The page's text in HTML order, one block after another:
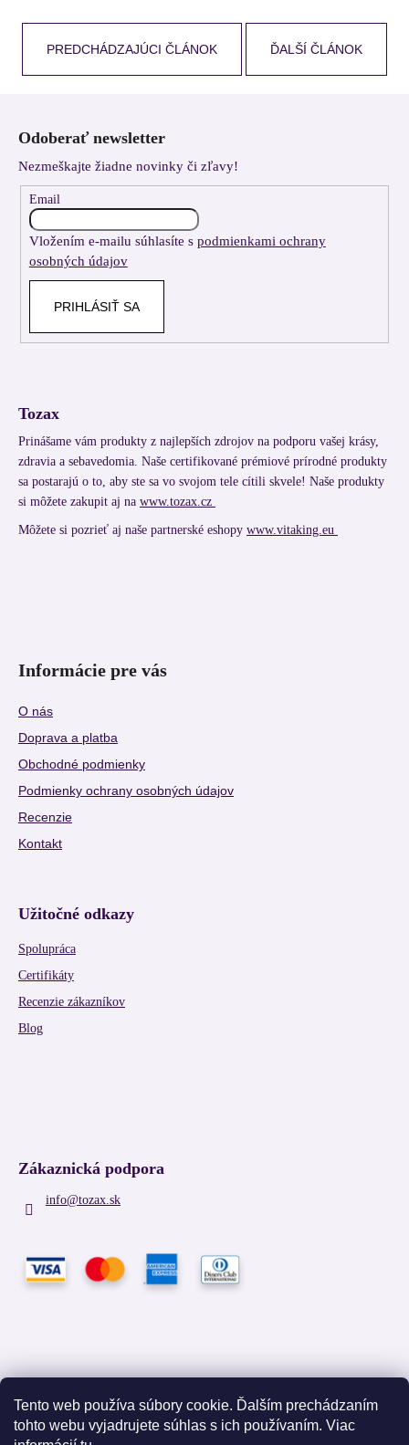
Tento web používa súbory cookie. Ďalším prechádzaním
tohto webu vyjadrujete súhlas s ich používaním. Viac
PREDCHÁDZAJÚCI ČLÁNOK ĎALŠÍ ČLÁNOK
Odoberať newsletter
Nezmeškajte žiadne novinky či zľavy!
Email
Vložením e-mailu súhlasíte s podmienkami ochrany
osobných údajov
PRIHLÁSIŤ SA
Tozax
Prinášame vám produkty z najlepších zdrojov na podporu vašej krásy,
zdravia a sebavedomia. Naše certifikované prémiové prírodné produkty
sa postarajú o to, aby ste sa vo svojom tele cítili skvele! Naše produkty
si môžete zakupit aj na www.tozax.cz
Môžete si pozrieť aj naše partnerské eshopy www.vitaking.eu
Informácie pre vás
O nás
Doprava a platba
Obchodné podmienky
Podmienky ochrany osobných údajov
Recenzie
Kontakt
Užitočné odkazy
Spolupráca
Certifikáty
Recenzie zákazníkov
Blog
Zákaznická podpora
info@tozax.sk